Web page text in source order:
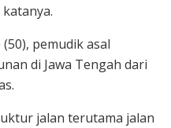
pemudik asal
di Jawa Tengah dari
jalan terutama jalan